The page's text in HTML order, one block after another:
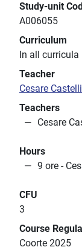
Study-unit
A006055
Curriculum
In all curricula
Teacher
Cesare
Teachers
Cesare
Hours
9 ore -
CFU
3
Course
Coorte 2025